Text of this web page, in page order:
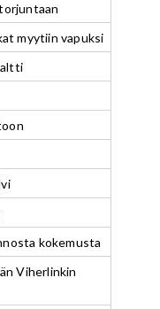
myytiin vapuksi
kokemusta
Viherlinkin